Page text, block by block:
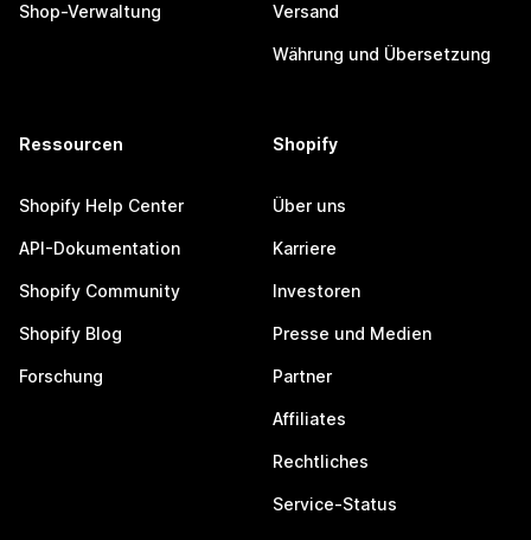
Shop-Verwaltung Versand
Währung und Übersetzung
Ressourcen
Shopify Help Center
API-Dokumentation
Shopify Community
Shopify Blog
Forschung
Shopify
Über uns
Karriere
Investoren
Presse und Medien
Partner
Affiliates
Rechtliches
Service-Status